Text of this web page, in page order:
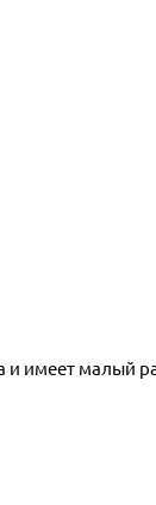
имеет малый